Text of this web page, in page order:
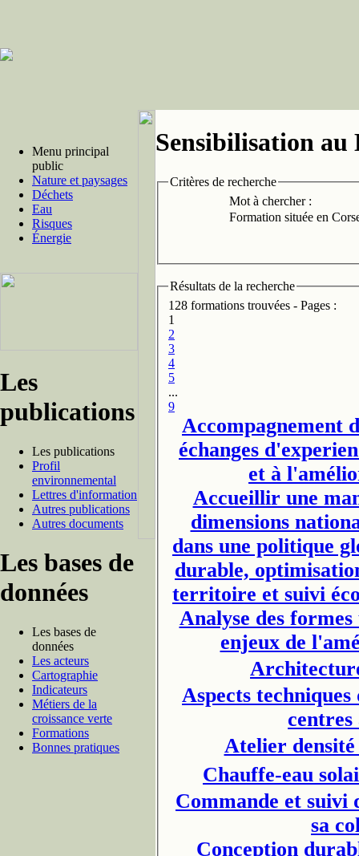
Menu principal
public
Nature et paysages
Déchets
Eau
Risques
Énergie
Les
publications
Les publications
Profil
environnemental
Lettres d'information
Autres publications
Autres documents
Les bases de
données
Les bases de
données
Les acteurs
Cartographie
Indicateurs
Métiers de la
croissance verte
Formations
Bonnes pratiques
Sensibilisation au
Critères de recherche
Mot à chercher :
Formation située en
Résultats de la recherche
128 formations trouvées - Pages :
1
2
3
4
5
...
9
Accompagnement
échanges
et à
Accueillir une
dimensions
dans une politique
durable,
territoire et suivi
Analyse des
enjeux de
Aspects
centres
Atelier
Chauffe-eau
Commande et suivi
sa
Conception